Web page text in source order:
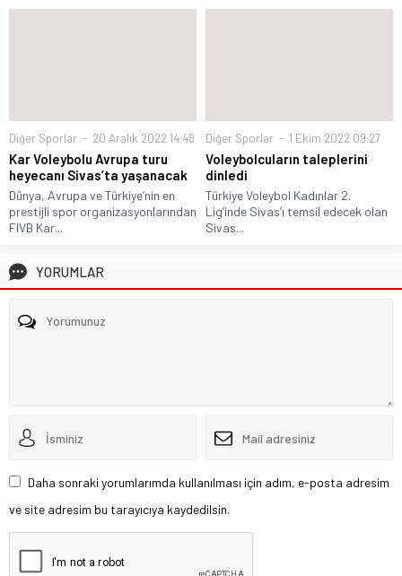
Diğer Sporlar 20 Aralık 2022 14:48
Kar Voleybolu Avrupa turu
heyecanı Sivas’ta yaşanacak
Dünya, Avrupa ve Türkiye’nin en
prestijli spor organizasyonlarından
FIVB Kar...
Diğer Sporlar 1 Ekim 2022 09:27
Voleybolcuların taleplerini
dinledi
Türkiye Voleybol Kadınlar 2.
Lig’inde Sivas’ı temsil edecek olan
Sivas...
YORUMLAR
Daha sonraki yorumlarımda kullanılması için adım, e-posta adresim
ve site adresim bu tarayıcıya kaydedilsin.